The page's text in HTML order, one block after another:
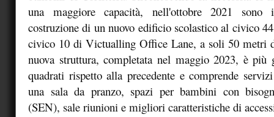
una maggiore capacità, nell'ottobre 2021
costruzione di un nuovo edificio scolastico al civico
civico 10 di Victualling Office Lane, a soli 50 metri
nuova struttura, completata nel maggio 2023, è
quadrati rispetto alla precedente e comprende
una sala da pranzo, spazi per bambini con
(SEN), sale riunioni e migliori caratteristiche di